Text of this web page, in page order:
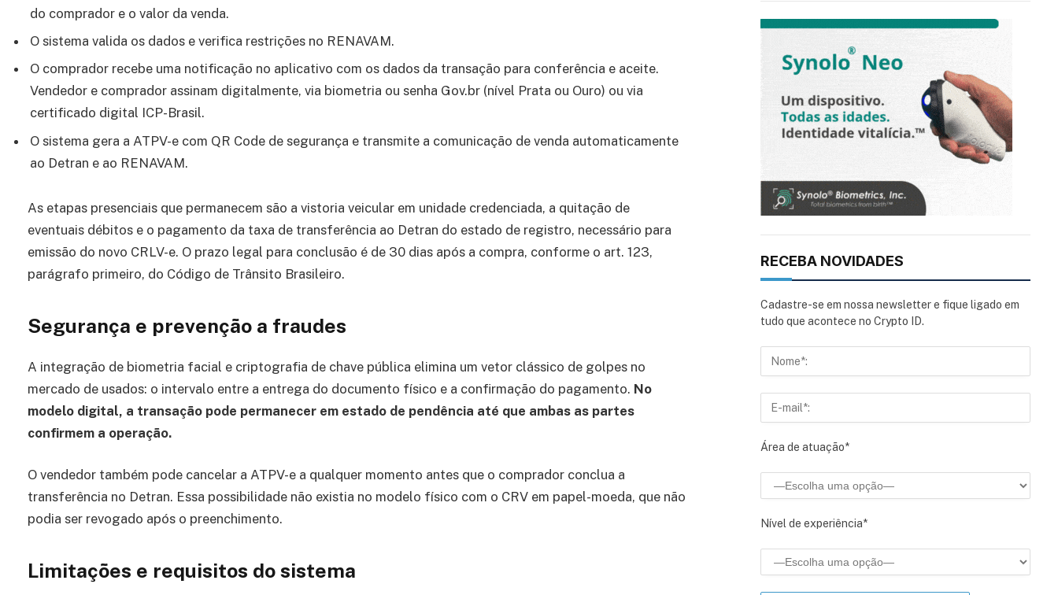
do comprador e o valor da venda.
O sistema valida os dados e verifica restrições no RENAVAM.
O comprador recebe uma notificação no aplicativo com os dados da transação para conferência e aceite.
Vendedor e comprador assinam digitalmente, via biometria ou senha Gov.br (nível Prata ou Ouro) ou via
certificado digital ICP-Brasil.
O sistema gera a ATPV-e com QR Code de segurança e transmite a comunicação de venda automaticamente
ao Detran e ao RENAVAM.
As etapas presenciais que permanecem são a vistoria veicular em unidade credenciada, a quitação de
eventuais débitos e o pagamento da taxa de transferência ao Detran do estado de registro, necessário para
emissão do novo CRLV-e. O prazo legal para conclusão é de 30 dias após a compra, conforme o art. 123,
parágrafo primeiro, do Código de Trânsito Brasileiro.
Segurança e prevenção a fraudes
A integração de biometria facial e criptografia de chave pública elimina um vetor clássico de golpes no
mercado de usados: o intervalo entre a entrega do documento físico e a confirmação do pagamento. No
modelo digital, a transação pode permanecer em estado de pendência até que ambas as partes
confirmem a operação.
O vendedor também pode cancelar a ATPV-e a qualquer momento antes que o comprador conclua a
transferência no Detran. Essa possibilidade não existia no modelo físico com o CRV em papel-moeda, que não
podia ser revogado após o preenchimento.
Limitações e requisitos do sistema
RECEBA NOVIDADES
Cadastre-se em nossa newsletter e fique ligado em
tudo que acontece no Crypto ID.
Área de atuação*
Nível de experiência*